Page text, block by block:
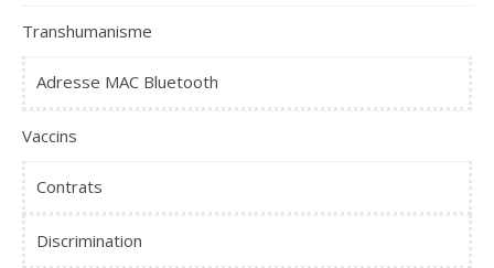
Transhumanisme
Adresse MAC Bluetooth
Vaccins
Contrats
Discrimination